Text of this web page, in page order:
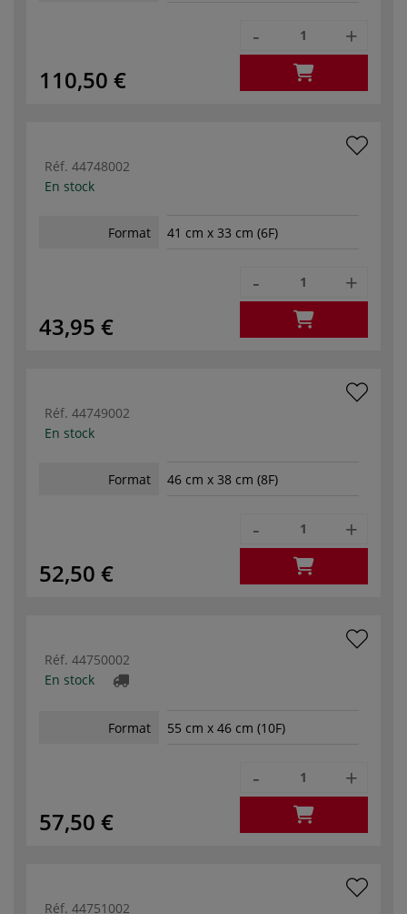
110,50 €
- +
Réf. 44748002
En stock
Format 41 cm x 33 cm (6F)
43,95 €
- +
Réf. 44749002
En stock
Format 46 cm x 38 cm (8F)
52,50 €
- +
Réf. 44750002
En stock
Format 55 cm x 46 cm (10F)
57,50 €
- +
Réf. 44751002